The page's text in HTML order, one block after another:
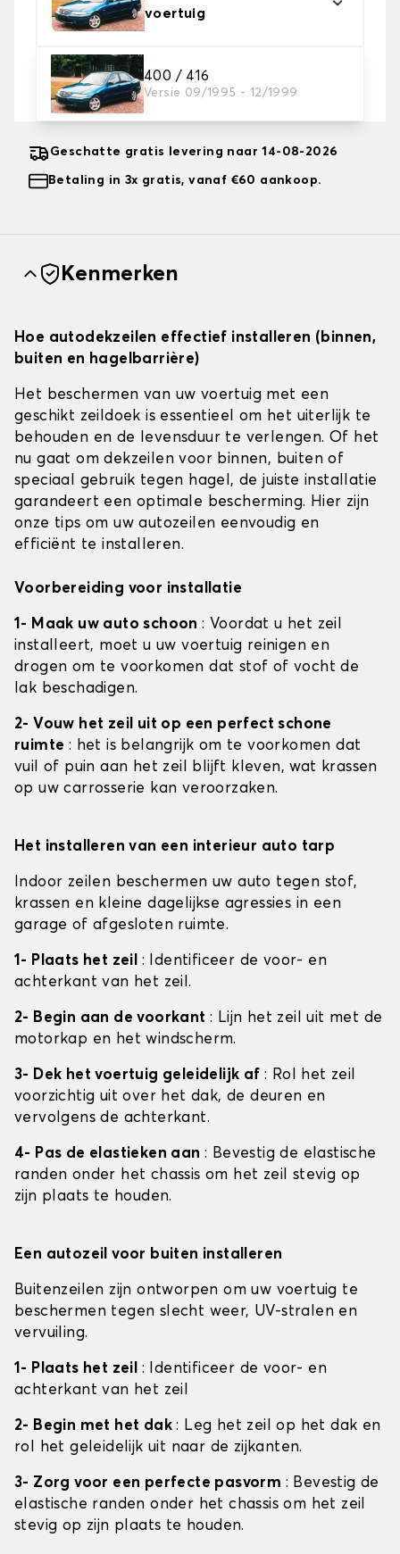
voertuig
400 / 416
Versie 09/1995 - 12/1999
2. Beschermingsniveau
Kies de juiste beschermhoes voor uw behoeftes
Geschatte gratis levering naar 14-08-2026
Betaling in 3x gratis, vanaf €60 aankoop.
Kenmerken
Hoe autodekzeilen effectief installeren (binnen,
buiten en hagelbarrière)
Het beschermen van uw voertuig met een
geschikt zeildoek is essentieel om het uiterlijk te
behouden en de levensduur te verlengen. Of het
nu gaat om dekzeilen voor binnen, buiten of
speciaal gebruik tegen hagel, de juiste installatie
garandeert een optimale bescherming. Hier zijn
onze tips om uw autozeilen eenvoudig en
efficiënt te installeren.
Voorbereiding voor installatie
1- Maak uw auto schoon: Voordat u het zeil
installeert, moet u uw voertuig reinigen en
drogen om te voorkomen dat stof of vocht de
lak beschadigen.
2- Vouw het zeil uit op een perfect schone
ruimte : het is belangrijk om te voorkomen dat
vuil of puin aan het zeil blijft kleven, wat krassen
op uw carrosserie kan veroorzaken.
Het installeren van een interieur auto tarp
Indoor zeilen beschermen uw auto tegen stof,
krassen en kleine dagelijkse agressies in een
garage of afgesloten ruimte.
1- Plaats het zeil : Identificeer de voor- en
achterkant van het zeil.
2- Begin aan de voorkant : Lijn het zeil uit met de
motorkap en het windscherm.
3- Dek het voertuig geleidelijk af : Rol het zeil
voorzichtig uit over het dak, de deuren en
vervolgens de achterkant.
4- Pas de elastieken aan : Bevestig de elastische
randen onder het chassis om het zeil stevig op
zijn plaats te houden.
Een autozeil voor buiten installeren
Buitenzeilen zijn ontworpen om uw voertuig te
beschermen tegen slecht weer, UV-stralen en
vervuiling.
1- Plaats het zeil : Identificeer de voor- en
achterkant van het zeil
2- Begin met het dak: Leg het zeil op het dak en
rol het geleidelijk uit naar de zijkanten.
3- Zorg voor een perfecte pasvorm : Bevestig de
elastische randen onder het chassis om het zeil
stevig op zijn plaats te houden.